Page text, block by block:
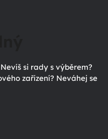
si rady s výběrem?
zařízení? Neváhej se